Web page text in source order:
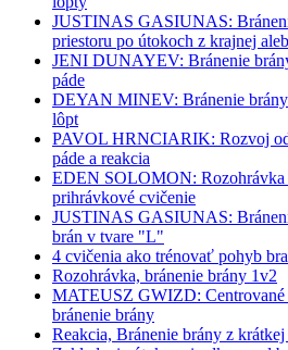
JUSTINAS GASIUNAS:
priestoru po útokoch z krajnej
JENI DUNAYEV: Bránenie
páde
DEYAN MINEV: Bránenie brány
lôpt
PAVOL HRNCIARIK: Rozvoj
páde a reakcia
EDEN SOLOMON:
prihrávkové cvičenie
JUSTINAS GASIUNAS:
brán v tvare "L"
4 cvičenia ako trénovať pohyb
Rozohrávka, bránenie brány 1v2
MATEUSZ GWIZD: Centrované
bránenie brány
Reakcia, Bránenie brány z